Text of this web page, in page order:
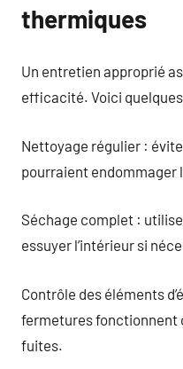
thermiques
Un entretien approprié
efficacité. Voici
Nettoyage régulier :
pourraient endommager
Séchage complet :
essuyer l’intérieur si
Contrôle des éléments
fermetures fonctionnent
fuites.